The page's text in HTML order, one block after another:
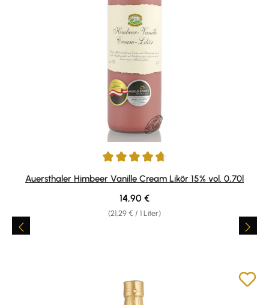
Durchschnittliche Bewertung von 4.82 von 5 Sternen
Auersthaler Himbeer Vanille Cream Likör 15% vol. 0,70l
(21,29 € / 1 Liter)
Regulärer Preis:
14,90 €